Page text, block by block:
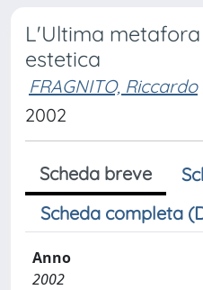
L'Ultima
estetica
FRAGNITO, Riccardo
2002
Scheda breve
Scheda completa
Anno
2002